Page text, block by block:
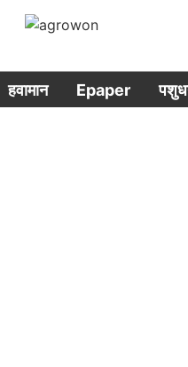
हवामान Epaper